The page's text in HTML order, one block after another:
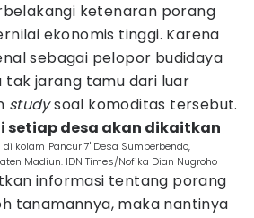
ketenaran porang
ekonomis tinggi. Karena
sebagai pelopor budidaya
tak jarang tamu dari luar
studysoal komoditas tersebut.
setiap desa akan dikaitkan
kolam 'Pancur 7' Desa Sumberbendo,
Madiun. IDN Times/Nofika Dian Nugroho
informasi tentang porang
tanamannya, maka nantinya